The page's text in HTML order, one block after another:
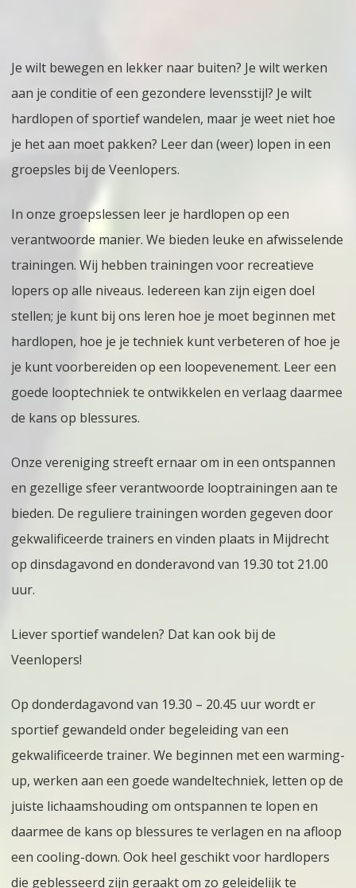
Je wilt bewegen en lekker naar buiten? Je wilt werken
aan je conditie of een gezondere levensstijl? Je wilt
hardlopen of sportief wandelen, maar je weet niet hoe
je het aan moet pakken? Leer dan (weer) lopen in een
groepsles bij de Veenlopers.
In onze groepslessen leer je hardlopen op een
verantwoorde manier. We bieden leuke en afwisselende
trainingen. Wij hebben trainingen voor recreatieve
lopers op alle niveaus. Iedereen kan zijn eigen doel
stellen; je kunt bij ons leren hoe je moet beginnen met
hardlopen, hoe je je techniek kunt verbeteren of hoe je
je kunt voorbereiden op een loopevenement. Leer een
goede looptechniek te ontwikkelen en verlaag daarmee
de kans op blessures.
Onze vereniging streeft ernaar om in een ontspannen
en gezellige sfeer verantwoorde looptrainingen aan te
bieden. De reguliere trainingen worden gegeven door
gekwalificeerde trainers en vinden plaats in Mijdrecht
op dinsdagavond en donderavond van 19.30 tot 21.00
uur.
Liever sportief wandelen? Dat kan ook bij de
Veenlopers!
Op donderdagavond van 19.30 – 20.45 uur wordt er
sportief gewandeld onder begeleiding van een
gekwalificeerde trainer. We beginnen met een warming-
up, werken aan een goede wandeltechniek, letten op de
juiste lichaamshouding om ontspannen te lopen en
daarmee de kans op blessures te verlagen en na afloop
een cooling-down. Ook heel geschikt voor hardlopers
die geblesseerd zijn geraakt om zo geleidelijk te